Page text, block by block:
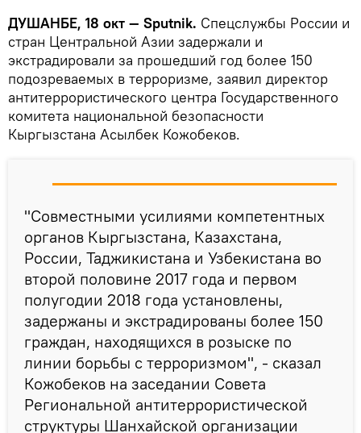
ДУШАНБЕ, 18 окт — Sputnik. Спецслужбы России и
стран Центральной Азии задержали и
экстрадировали за прошедший год более 150
подозреваемых в терроризме, заявил директор
антитеррористического центра Государственного
комитета национальной безопасности
Кыргызстана Асылбек Кожобеков.
"Совместными усилиями компетентных
органов Кыргызстана, Казахстана,
России, Таджикистана и Узбекистана во
второй половине 2017 года и первом
полугодии 2018 года установлены,
задержаны и экстрадированы более 150
граждан, находящихся в розыске по
линии борьбы с терроризмом", - сказал
Кожобеков на заседании Совета
Региональной антитеррористической
структуры Шанхайской организации